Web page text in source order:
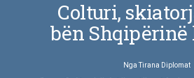
Colturi,
bën
NgaTirana Diplomat